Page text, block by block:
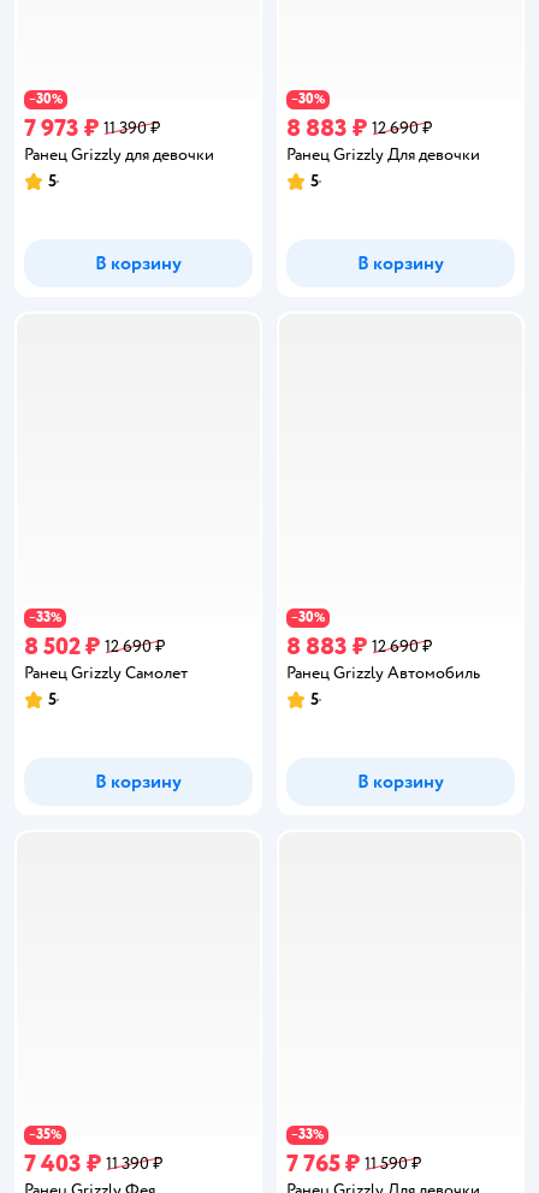
−30%
7 973 ₽ 11 390 ₽
Ранец Grizzly для девочки
Рейтинг:
5
В корзину
−30%
8 883 ₽ 12 690 ₽
Ранец Grizzly Для девочки
Рейтинг:
5
В корзину
−33%
8 502 ₽ 12 690 ₽
Ранец Grizzly Самолет
Рейтинг:
5
В корзину
−30%
8 883 ₽ 12 690 ₽
Ранец Grizzly Автомобиль
Рейтинг:
5
В корзину
−35%
7 403 ₽ 11 390 ₽
−33%
7 765 ₽ 11 590 ₽